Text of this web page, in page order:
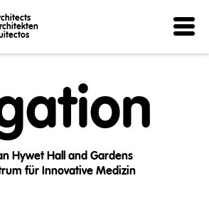
Hywet Hall and Gardens
für Innovative Medizin